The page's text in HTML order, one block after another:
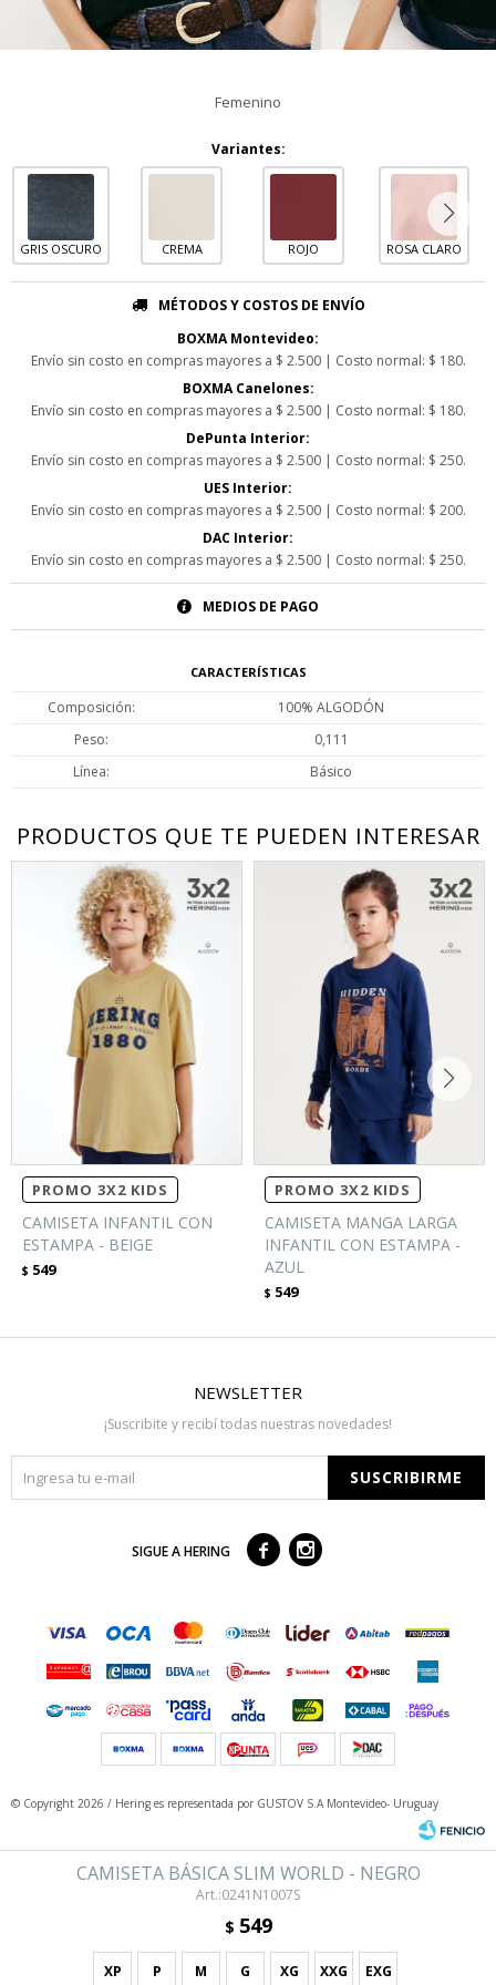
Femenino
Variantes:
GRIS OSCURO CREMA ROJO ROSA CLARO
CAMISETA BÁSICA SLIM WORLD - NEGRO
0241N1007S
$ 549
XP P M G XG XXG EXG
MÉTODOS Y COSTOS DE ENVÍO
BOXMA Montevideo:
Envío sin costo en compras mayores a $ 2.500 | Costo normal: $ 180.
BOXMA Canelones:
Envío sin costo en compras mayores a $ 2.500 | Costo normal: $ 180.
DePunta Interior:
Envío sin costo en compras mayores a $ 2.500 | Costo normal: $ 250.
UES Interior:
Envío sin costo en compras mayores a $ 2.500 | Costo normal: $ 200.
DAC Interior:
Envío sin costo en compras mayores a $ 2.500 | Costo normal: $ 250.
MEDIOS DE PAGO
CARACTERÍSTICAS
Composición
100% ALGODÓN
Peso
0,111
Línea
Básico
PRODUCTOS QUE TE PUEDEN INTERESAR
PROMO 3X2 KIDS
CAMISETA INFANTIL CON
ESTAMPA - BEIGE
$ 549
PROMO 3X2 KIDS
CAMISETA MANGA LARGA
INFANTIL CON ESTAMPA -
AZUL
$ 549
NEWSLETTER
¡Suscribite y recibí todas nuestras novedades!
SUSCRIBIRME
SIGUE A HERING  
© Copyright 2026 / Hering es representada por GUSTOV S.A Montevideo- Uruguay